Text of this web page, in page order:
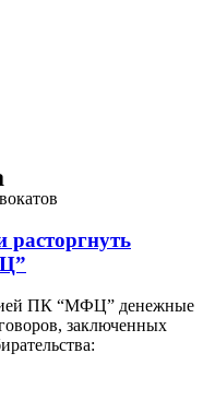
расторгнуть
ПК “МФЦ” денежные
заключенных